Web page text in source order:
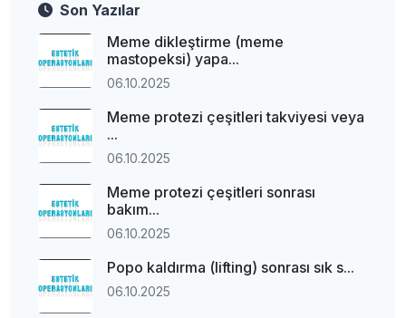
Son Yazılar
Meme dikleştirme (meme
mastopeksi) yapa...
06.10.2025
Meme protezi çeşitleri takviyesi veya
...
06.10.2025
Meme protezi çeşitleri sonrası
bakım...
06.10.2025
Popo kaldırma (lifting) sonrası sık s...
06.10.2025